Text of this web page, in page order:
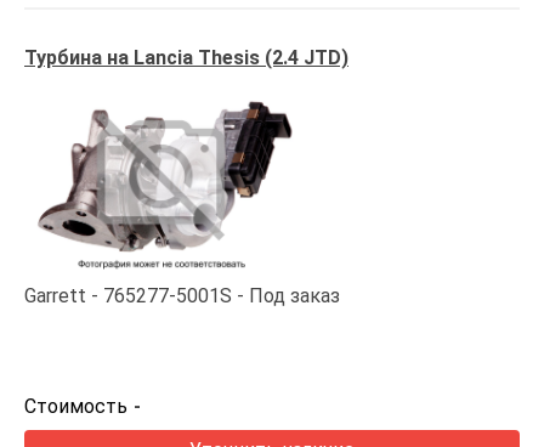
Турбина на Lancia Thesis (2.4 JTD)
Garrett 765277-5001S Под заказ
Стоимость -